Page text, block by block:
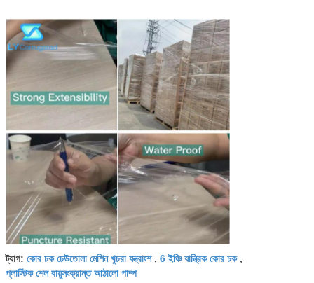
ট্যাগ: কোর চক ঢেউতোলা মেশিন খুচরা যন্ত্রাংশ, 6 ইঞ্চি যান্ত্রিক কোর চক,
প্লাস্টিক শেল বায়ুসংক্রান্ত আঠালো পাম্প